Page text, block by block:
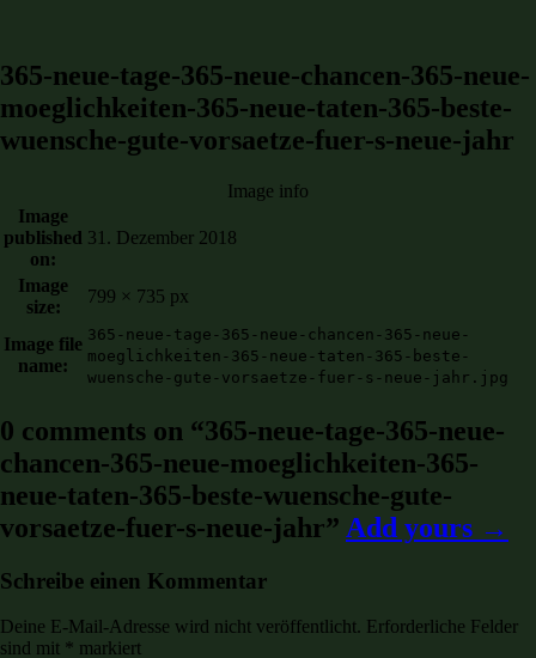
365-neue-tage-365-neue-chancen-365-neue-
moeglichkeiten-365-neue-taten-365-beste-
wuensche-gute-vorsaetze-fuer-s-neue-jahr
Image info
Image
published
on:
31. Dezember 2018
Image
size:
799 × 735 px
Image file
name:
365-neue-tage-365-neue-chancen-365-neue-
moeglichkeiten-365-neue-taten-365-beste-
wuensche-gute-vorsaetze-fuer-s-neue-jahr.jpg
0 comments on “365-neue-tage-365-neue-
chancen-365-neue-moeglichkeiten-365-
neue-taten-365-beste-wuensche-gute-
vorsaetze-fuer-s-neue-jahr” Add yours →
Schreibe einen Kommentar
Deine E-Mail-Adresse wird nicht veröffentlicht. Erforderliche Felder
sind mit * markiert